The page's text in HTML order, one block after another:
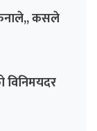
कसले
विनिमयदर